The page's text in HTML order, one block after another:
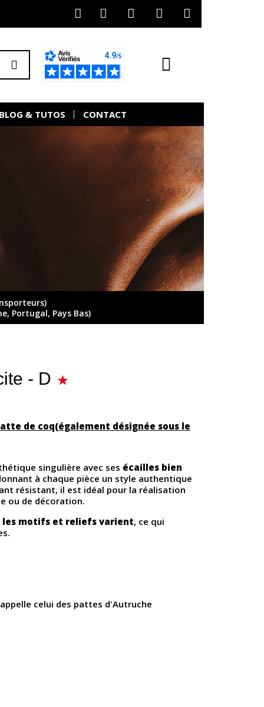
& TUTOS CONTACT
Portugal, Pays Bas)
- D
de coq(également désignée sous le
singulière avec ses écailles bien
à chaque pièce un style authentique
résistant, il est idéal pour la réalisation
ou de décoration.
les motifs et reliefs varient, ce qui
celui des pattes d'Autruche